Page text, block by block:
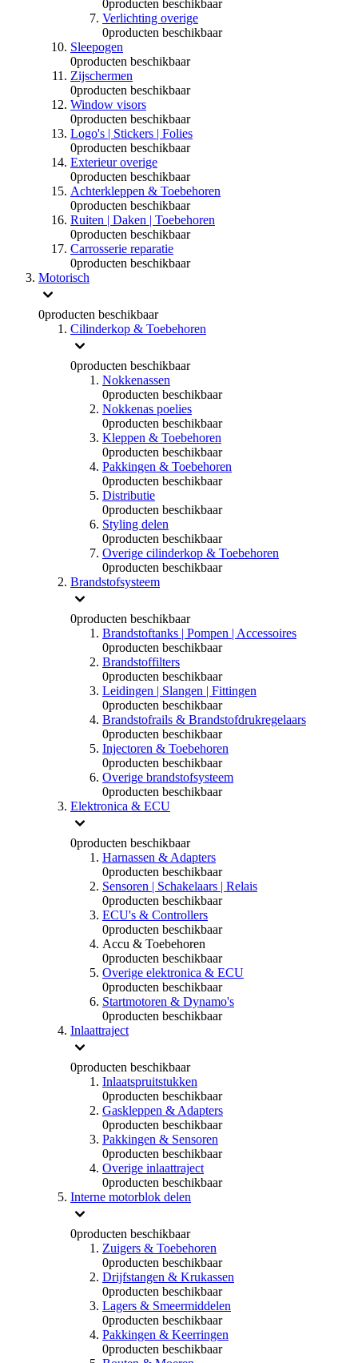
0producten beschikbaar
Verlichting overige
0producten beschikbaar
Sleepogen
0producten beschikbaar
Zijschermen
0producten beschikbaar
Window visors
0producten beschikbaar
Logo's | Stickers | Folies
0producten beschikbaar
Exterieur overige
0producten beschikbaar
Achterkleppen & Toebehoren
0producten beschikbaar
Ruiten | Daken | Toebehoren
0producten beschikbaar
Carrosserie reparatie
0producten beschikbaar
Motorisch
0producten beschikbaar
Cilinderkop & Toebehoren
0producten beschikbaar
Nokkenassen
0producten beschikbaar
Nokkenas poelies
0producten beschikbaar
Kleppen & Toebehoren
0producten beschikbaar
Pakkingen & Toebehoren
0producten beschikbaar
Distributie
0producten beschikbaar
Styling delen
0producten beschikbaar
Overige cilinderkop & Toebehoren
0producten beschikbaar
Brandstofsysteem
0producten beschikbaar
Brandstoftanks | Pompen | Accessoires
0producten beschikbaar
Brandstoffilters
0producten beschikbaar
Leidingen | Slangen | Fittingen
0producten beschikbaar
Brandstofrails & Brandstofdrukregelaars
0producten beschikbaar
Injectoren & Toebehoren
0producten beschikbaar
Overige brandstofsysteem
0producten beschikbaar
Elektronica & ECU
0producten beschikbaar
Harnassen & Adapters
0producten beschikbaar
Sensoren | Schakelaars | Relais
0producten beschikbaar
ECU's & Controllers
0producten beschikbaar
Accu & Toebehoren
0producten beschikbaar
Overige elektronica & ECU
0producten beschikbaar
Startmotoren & Dynamo's
0producten beschikbaar
Inlaattraject
0producten beschikbaar
Inlaatspruitstukken
0producten beschikbaar
Gaskleppen & Adapters
0producten beschikbaar
Pakkingen & Sensoren
0producten beschikbaar
Overige inlaattraject
0producten beschikbaar
Interne motorblok delen
0producten beschikbaar
Zuigers & Toebehoren
0producten beschikbaar
Drijfstangen & Krukassen
0producten beschikbaar
Lagers & Smeermiddelen
0producten beschikbaar
Pakkingen & Keerringen
0producten beschikbaar